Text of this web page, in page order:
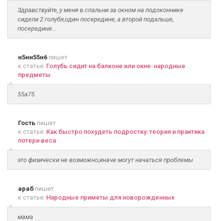
Здравствуйте, у меня в спальни за окном на подоконнике
сидели 2 голубя,один посередине, а второй подальше,
посередине...
н5нн55н6 пишет
к статье: Голубь сидит на балконе или окне: народные
предметы
55а75
Гость пишет
к статье: Как быстро похудеть подростку: теория и практика
потери веса
это физически не возможно,иначе могут начаться проблемы
араб пишет
к статье: Народные приметы для новорожденных
мама